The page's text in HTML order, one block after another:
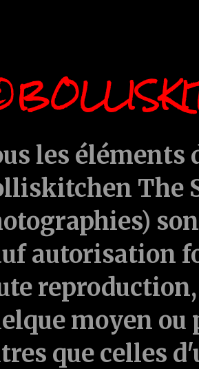
les
The
autorisation
moyen ou
que celles